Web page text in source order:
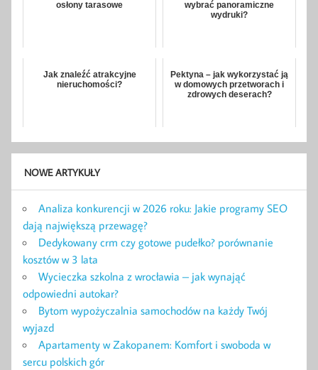
osłony tarasowe
wybrać panoramiczne
wydruki?
Jak znaleźć atrakcyjne
nieruchomości?
Pektyna – jak wykorzystać ją
w domowych przetworach i
zdrowych deserach?
NOWE ARTYKUŁY
Analiza konkurencji w 2026 roku: Jakie programy SEO
dają największą przewagę?
Dedykowany crm czy gotowe pudełko? porównanie
kosztów w 3 lata
Wycieczka szkolna z wrocławia – jak wynająć
odpowiedni autokar?
Bytom wypożyczalnia samochodów na każdy Twój
wyjazd
Apartamenty w Zakopanem: Komfort i swoboda w
sercu polskich gór